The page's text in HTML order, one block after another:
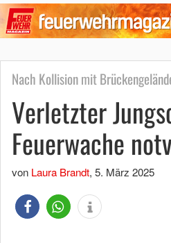
Nach Kollision mit
Verletzter
Feuerwache
von Laura Brandt, 5. März 2025